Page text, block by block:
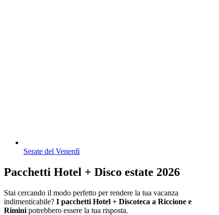
Serate del Venerdì
Pacchetti Hotel + Disco estate 2026
Stai cercando il modo perfetto per rendere la tua vacanza
indimenticabile? I pacchetti Hotel + Discoteca a Riccione e
Rimini potrebbero essere la tua risposta.